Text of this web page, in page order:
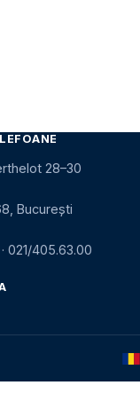
28–30
București
· 021/405.63.00